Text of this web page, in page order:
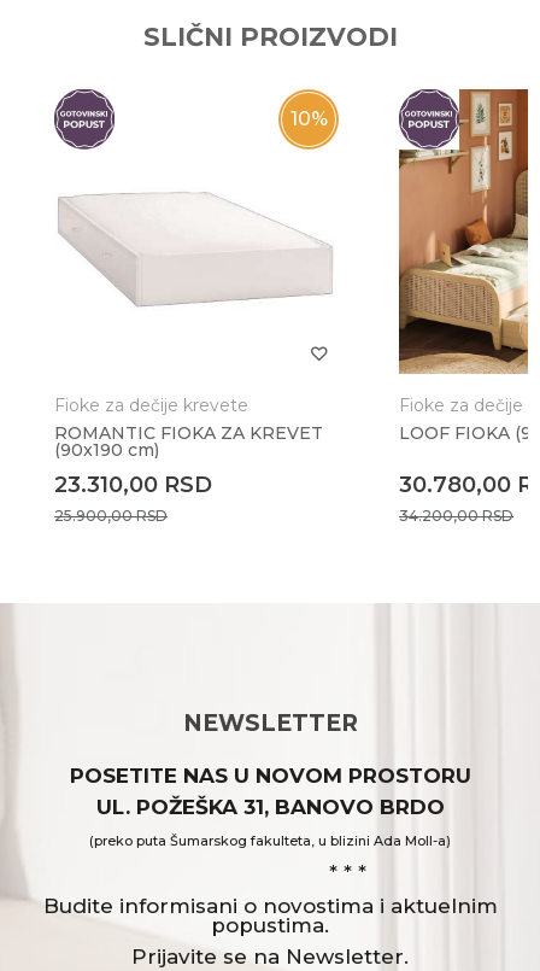
SLIČNI PROIZVODI
10%
Fioke za dečije krevete
ROMANTIC FIOKA ZA KREVET
(90x190 cm)
23.310,00 RSD
25.900,00RSD
Fioke za dečije
LOOF FIOKA
30.780,00
34.200,00RSD
NEWSLETTER
POSETITE NAS U NOVOM PROSTORU
UL. POŽEŠKA 31, BANOVO BRDO
(preko puta Šumarskog fakulteta, u blizini Ada Moll-a)
* * *
Budite informisani o novostima i aktuelnim
popustima.
Prijavite se na Newsletter.